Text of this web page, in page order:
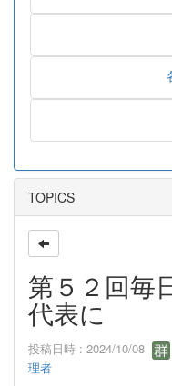
TOPICS
第５２回
代表に
投稿日時 : 2024/10/08
理者